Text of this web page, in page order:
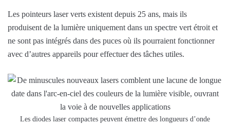
Les pointeurs laser verts existent depuis 25 ans, mais ils
produisent de la lumière uniquement dans un spectre vert étroit et
ne sont pas intégrés dans des puces où ils pourraient fonctionner
avec d’autres appareils pour effectuer des tâches utiles.
Les diodes laser compactes peuvent émettre des longueurs d’onde